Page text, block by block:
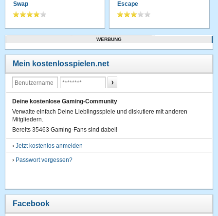
Swap Escape
WERBUNG
Mein kostenlosspielen.net
Deine kostenlose Gaming-Community
Verwalte einfach Deine Lieblingsspiele und diskutiere mit anderen
Mitgliedern.
Bereits 35463 Gaming-Fans sind dabei!
›Jetzt kostenlos anmelden
› Passwort vergessen?
Facebook